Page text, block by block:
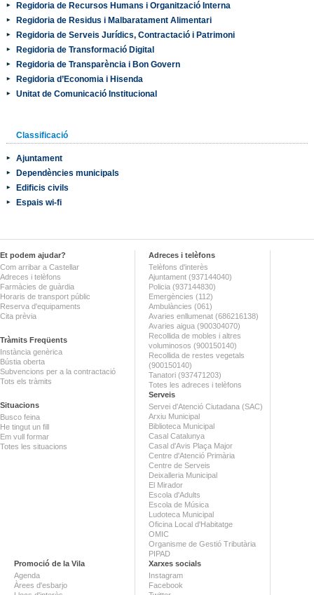
Regidoria de Recursos Humans i Organització Interna
Regidoria de Residus i Malbaratament Alimentari
Regidoria de Serveis Jurídics, Contractació i Patrimoni
Regidoria de Transformació Digital
Regidoria de Transparència i Bon Govern
Regidoria d’Economia i Hisenda
Unitat de Comunicació Institucional
Classificació
Ajuntament
Dependències municipals
Edificis civils
Espais wi-fi
Et podem ajudar?
Com arribar a Castellar
Adreces i telèfons
Farmàcies de guàrdia
Horaris de transport públic
Reserva d'equipaments
Cita prèvia
Tràmits Freqüents
Instància genèrica
Bústia oberta
Subvencions per a la contractació
Tots els tràmits
Situacions
Busco feina
He tingut un fill
Em vull formar
Totes les situacions
Adreces i telèfons
Telèfons d'interès
Ajuntament (937144040)
Policia (937144830)
Emergències (112)
Ambulàncies (061)
Avaries enllumenat (686216138)
Avaries aigua (900304070)
Recollida de mobles i altres
voluminosos (900150140)
Recollida de restes vegetals
(900150140)
Tanatori (937471203)
Totes les adreces i telèfons
Serveis
Servei d'Atenció Ciutadana (SAC)
Arxiu Municipal
Biblioteca Municipal
Casal Catalunya
Casal d'Avis Plaça Major
Centre d'Atenció Primària
Centre de Serveis
Deixalleria Municipal
El Mirador
Escola d'Adults
Escola de Música
Ludoteca Municipal
Oficina Local d'Habitatge
OMIC
Organisme de Gestió Tributària
PIPAD
Promoció de la Vila
Agenda
Àrees d'esbarjo
Xarxes socials
Instagram
Facebook